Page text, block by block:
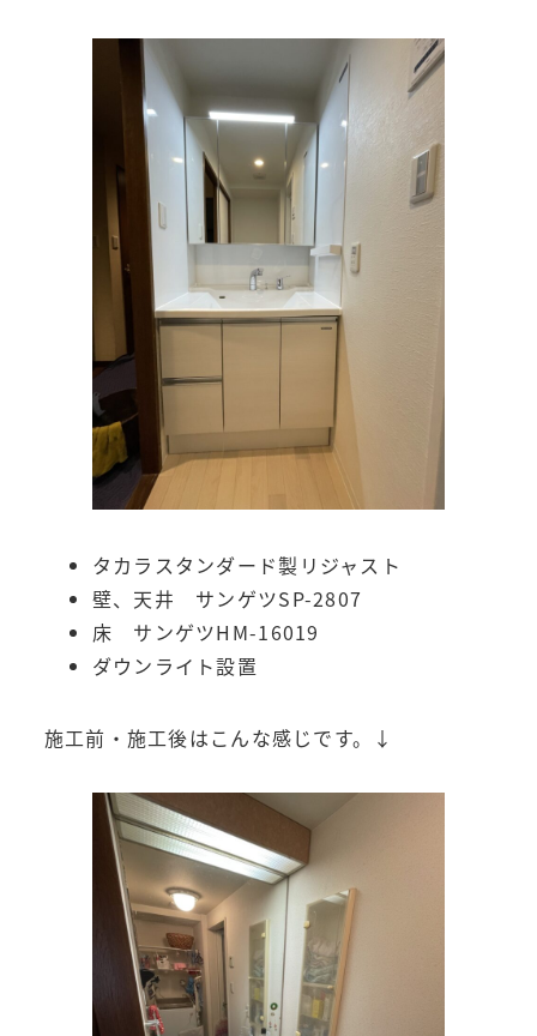
タカラスタンダード製リジャスト
壁、天井 サンゲツSP-2807
床 サンゲツHM-16019
ダウンライト設置
施工前・施工後はこんな感じです。↓